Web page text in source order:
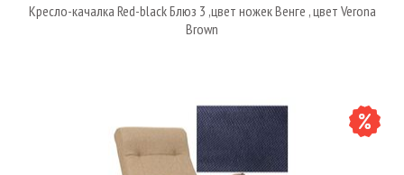
Кресло-качалка Red-black Блюз 3 ,цвет ножек Венге , цвет Verona
Brown